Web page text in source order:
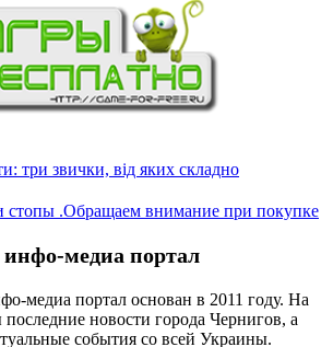
три звички, від яких складно
стопы .Обращаем внимание при покупке
медиа портал
медиа портал основан в 2011 году. На
последние новости города Чернигов, а
события со всей Украины.